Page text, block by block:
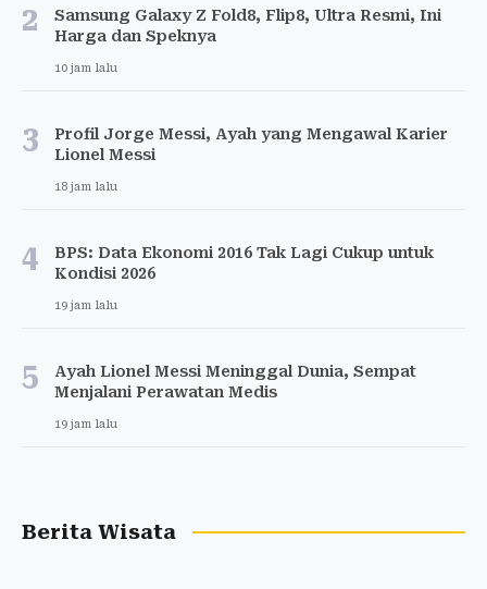
2
Samsung Galaxy Z Fold8, Flip8, Ultra Resmi, Ini
Harga dan Speknya
10 jam lalu
3
Profil Jorge Messi, Ayah yang Mengawal Karier
Lionel Messi
18 jam lalu
4
BPS: Data Ekonomi 2016 Tak Lagi Cukup untuk
Kondisi 2026
19 jam lalu
5
Ayah Lionel Messi Meninggal Dunia, Sempat
Menjalani Perawatan Medis
19 jam lalu
Berita Wisata